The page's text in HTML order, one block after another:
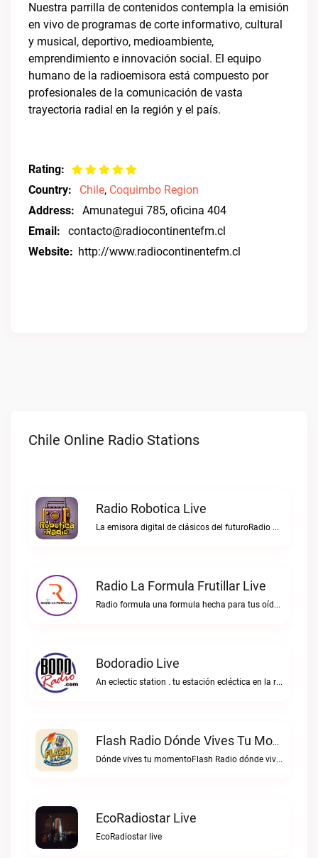
Nuestra parrilla de contenidos contempla la emisión
en vivo de programas de corte informativo, cultural
y musical, deportivo, medioambiente,
emprendimiento e innovación social. El equipo
humano de la radioemisora está compuesto por
profesionales de la comunicación de vasta
trayectoria radial en la región y el país.
Rating:
Country:
Chile, Coquimbo Region
Address:
Amunategui 785, oficina 404
Email:
contacto@radiocontinentefm.cl
Website: http://www.radiocontinentefm.cl
Chile Online Radio Stations
Radio Robotica Live
La emisora digital de clásicos del futuroRadio Robotica live
Radio La Formula Frutillar Live
Radio formula una formula hecha para tus oídos.Radio La Formula Frutillar live
Bodoradio Live
An eclectic station . tu estación ecléctica en la red."Bodoradio live
Flash Radio Dónde Vives Tu Momento Live
Dónde vives tu momentoFlash Radio dónde vives tu momento live
EcoRadiostar Live
EcoRadiostar live